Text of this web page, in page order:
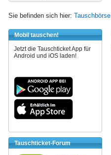
Sie befinden sich hier: Tauschbörse
Mobil tauschen!
Jetzt die Tauschticket App für
Android und iOS laden!
Tauschticket-Forum